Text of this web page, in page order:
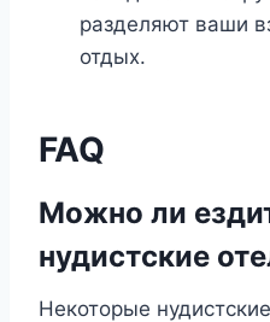
разделяют ваши
отдых.
FAQ
Можно ли
нудистские
Некоторые